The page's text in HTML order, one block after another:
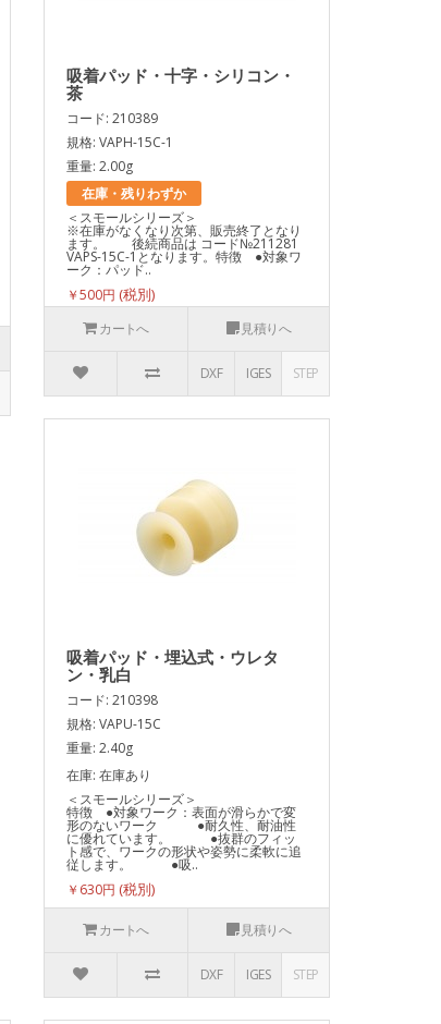
吸着パッド・十字・シリコン・
茶
コード: 210389
規格: VAPH-15C-1
重量: 2.00g
在庫・残りわずか
＜スモールシリーズ＞
※在庫がなくなり次第、販売終了となり
ます。 後続商品は コード№211281
VAPS-15C-1となります。特徴 ●対象ワ
ーク：パッド..
￥500円
カートへ
見積りへ
DXF IGES STEP
吸着パッド・埋込式・ウレタ
ン・乳白
コード: 210398
規格: VAPU-15C
重量: 2.40g
在庫: 在庫あり
＜スモールシリーズ＞
特徴 ●対象ワーク：表面が滑らかで変
形のないワーク ●耐久性、耐油性
に優れています。 ●抜群のフィッ
ト感で、ワークの形状や姿勢に柔軟に追
従します。 ●吸..
￥630円
カートへ 見積りへ
DXF IGES STEP